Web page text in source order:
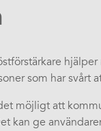
som har svårt
möjligt att
kan ge